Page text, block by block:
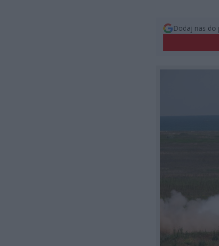
Dodaj nas do